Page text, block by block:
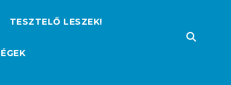
TESZTELŐ LESZEK!